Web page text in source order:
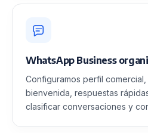
WhatsApp Business
Configuramos perfil
bienvenida, respuestas
clasificar conversaciones y